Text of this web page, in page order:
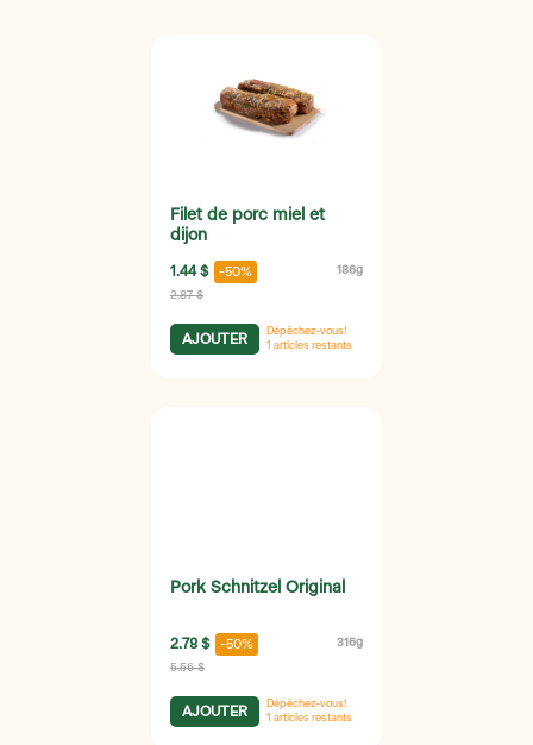
Filet de porc miel et
dijon
1.44 $ -50% 186g
2.87 $
AJOUTER
Dépêchez-vous!
1 articles restants
Pork Schnitzel Original
2.78 $ -50% 316g
5.56 $
AJOUTER
Dépêchez-vous!
1 articles restants